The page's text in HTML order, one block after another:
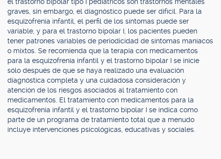
graves, sin embargo, el diagnóstico puede ser difícil. Para la
esquizofrenia infantil, el perfil de los síntomas puede ser
variable, y para el trastorno bipolar I, los pacientes pueden
tener patrones variables de periodicidad de síntomas maníacos
o mixtos. Se recomienda que la terapia con medicamentos
para la esquizofrenia infantil y el trastorno bipolar I se inicie
sólo después de que se haya realizado una evaluación
diagnóstica completa y una cuidadosa consideración y
atención de los riesgos asociados al tratamiento con
medicamentos. El tratamiento con medicamentos para la
esquizofrenia infantil y el trastorno bipolar I se indica como
parte de un programa de tratamiento total que a menudo
incluye intervenciones psicológicas, educativas y sociales.